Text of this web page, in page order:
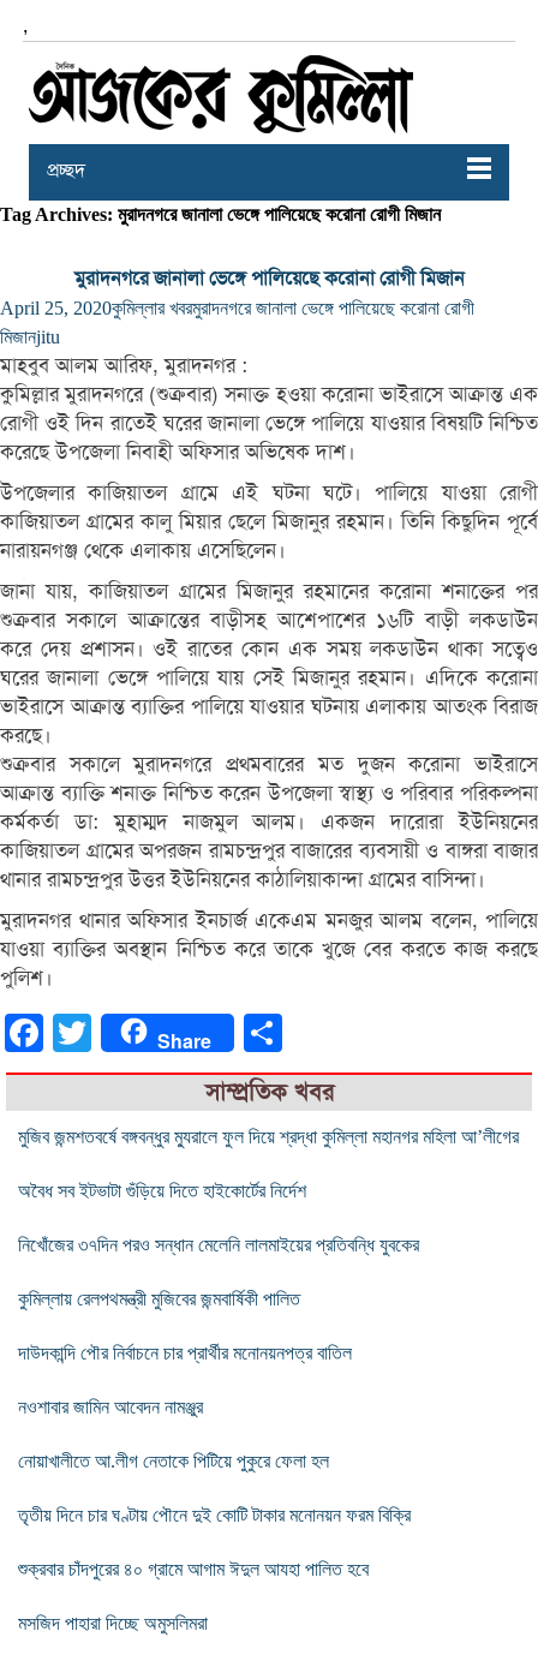
,
প্রচ্ছদ
Tag Archives: মুরাদনগরে জানালা ভেঙ্গে পালিয়েছে করোনা রোগী মিজান
মুরাদনগরে জানালা ভেঙ্গে পালিয়েছে করোনা রোগী মিজান
April 25, 2020কুমিল্লার খবরমুরাদনগরে জানালা ভেঙ্গে পালিয়েছে করোনা রোগী
মিজানjitu
মাহবুব আলম আরিফ, মুরাদনগর :
কুমিল্লার মুরাদনগরে (শুক্রবার) সনাক্ত হওয়া করোনা ভাইরাসে আক্রান্ত এক
রোগী ওই দিন রাতেই ঘরের জানালা ভেঙ্গে পালিয়ে যাওয়ার বিষয়টি নিশ্চিত
করেছে উপজেলা নিবাহী অফিসার অভিষেক দাশ।
উপজেলার কাজিয়াতল গ্রামে এই ঘটনা ঘটে। পালিয়ে যাওয়া রোগী
কাজিয়াতল গ্রামের কালু মিয়ার ছেলে মিজানুর রহমান। তিনি কিছুদিন পূর্বে
নারায়নগঞ্জ থেকে এলাকায় এসেছিলেন।
জানা যায়, কাজিয়াতল গ্রামের মিজানুর রহমানের করোনা শনাক্তের পর
শুক্রবার সকালে আক্রান্তের বাড়ীসহ আশেপাশের ১৬টি বাড়ী লকডাউন
করে দেয় প্রশাসন। ওই রাতের কোন এক সময় লকডাউন থাকা সত্বেও
ঘরের জানালা ভেঙ্গে পালিয়ে যায় সেই মিজানুর রহমান। এদিকে করোনা
ভাইরাসে আক্রান্ত ব্যাক্তির পালিয়ে যাওয়ার ঘটনায় এলাকায় আতংক বিরাজ
করছে।
শুক্রবার সকালে মুরাদনগরে প্রথমবারের মত দুজন করোনা ভাইরাসে
আক্রান্ত ব্যাক্তি শনাক্ত নিশ্চিত করেন উপজেলা স্বাস্থ্য ও পরিবার পরিকল্পনা
কর্মকর্তা ডা: মুহাম্মদ নাজমুল আলম। একজন দারোরা ইউনিয়নের
কাজিয়াতল গ্রামের অপরজন রামচন্দ্রপুর বাজারের ব্যবসায়ী ও বাঙ্গরা বাজার
থানার রামচন্দ্রপুর উত্তর ইউনিয়নের কাঠালিয়াকান্দা গ্রামের বাসিন্দা।
মুরাদনগর থানার অফিসার ইনচার্জ একেএম মনজুর আলম বলেন, পালিয়ে
যাওয়া ব্যাক্তির অবস্থান নিশ্চিত করে তাকে খুজে বের করতে কাজ করছে
পুলিশ।
FacebookTwitter Share
সাম্প্রতিক খবর
মুজিব জন্মশতবর্ষে বঙ্গবন্ধুর ম্যুরালে ফুল দিয়ে শ্রদ্ধা কুমিল্লা মহানগর মহিলা আ’লীগের
অবৈধ সব ইটভাটা গুঁড়িয়ে দিতে হাইকোর্টের নির্দেশ
নিখোঁজের ৩৭দিন পরও সন্ধান মেলেনি লালমাইয়ের প্রতিবন্ধি যুবকের
কুমিল্লায় রেলপথমন্ত্রী মুজিবের জন্মবার্ষিকী পালিত
দাউদকান্দি পৌর নির্বাচনে চার প্রার্থীর মনোনয়নপত্র বাতিল
নওশাবার জামিন আবেদন নামঞ্জুর
নোয়াখালীতে আ.লীগ নেতাকে পিটিয়ে পুকুরে ফেলা হল
তৃতীয় দিনে চার ঘণ্টায় পৌনে দুই কোটি টাকার মনোনয়ন ফরম বিক্রি
শুক্রবার চাঁদপুরের ৪০ গ্রামে আগাম ঈদুল আযহা পালিত হবে
মসজিদ পাহারা দিচ্ছে অমুসলিমরা